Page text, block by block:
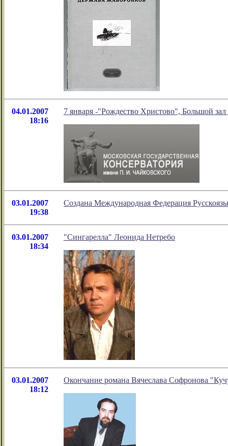
04.01.2007
18:16
7 января -"Рождество Христово", Большой
03.01.2007
19:38
Создана Международная Федерация
03.01.2007
18:34
"Сингарелла" Леонида Нетребо
03.01.2007
18:12
Окончание романа Вячеслава Софронова